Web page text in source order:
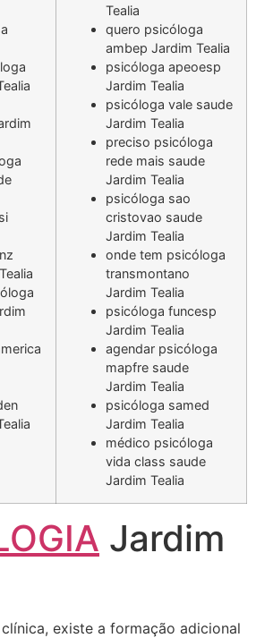
Tealia
quero psicóloga
ambep Jardim Tealia
psicóloga apeoesp
Jardim Tealia
psicóloga vale saude
Jardim Tealia
preciso psicóloga
rede mais saude
Jardim Tealia
psicóloga sao
cristovao saude
Jardim Tealia
onde tem psicóloga
transmontano
Jardim Tealia
psicóloga funcesp
Jardim Tealia
agendar psicóloga
mapfre saude
Jardim Tealia
psicóloga samed
Jardim Tealia
médico psicóloga
vida class saude
Jardim Tealia
Jardim
existe a formação adicional